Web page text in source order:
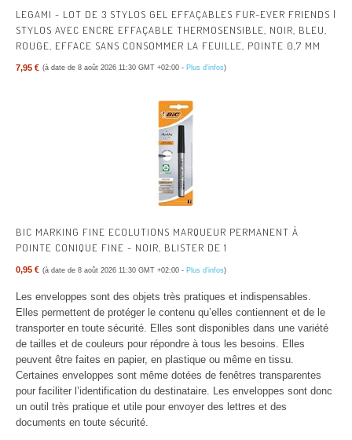
LEGAMI - LOT DE 3 STYLOS GEL EFFAÇABLES FUR-EVER FRIENDS |
STYLOS AVEC ENCRE EFFAÇABLE THERMOSENSIBLE, NOIR, BLEU,
ROUGE, EFFACE SANS CONSOMMER LA FEUILLE, POINTE 0,7 MM
7,95 € (à date de 8 août 2026 11:30 GMT +02:00 - Plus d’infos)
BIC MARKING FINE ECOLUTIONS MARQUEUR PERMANENT À
POINTE CONIQUE FINE - NOIR, BLISTER DE 1
0,95 € (à date de 8 août 2026 11:30 GMT +02:00 - Plus d’infos)
Les enveloppes sont des objets très pratiques et indispensables.
Elles permettent de protéger le contenu qu’elles contiennent et de le
transporter en toute sécurité. Elles sont disponibles dans une variété
de tailles et de couleurs pour répondre à tous les besoins. Elles
peuvent être faites en papier, en plastique ou même en tissu.
Certaines enveloppes sont même dotées de fenêtres transparentes
pour faciliter l’identification du destinataire. Les enveloppes sont donc
un outil très pratique et utile pour envoyer des lettres et des
documents en toute sécurité.